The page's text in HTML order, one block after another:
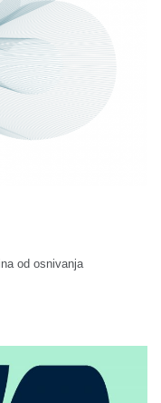
od osnivanja